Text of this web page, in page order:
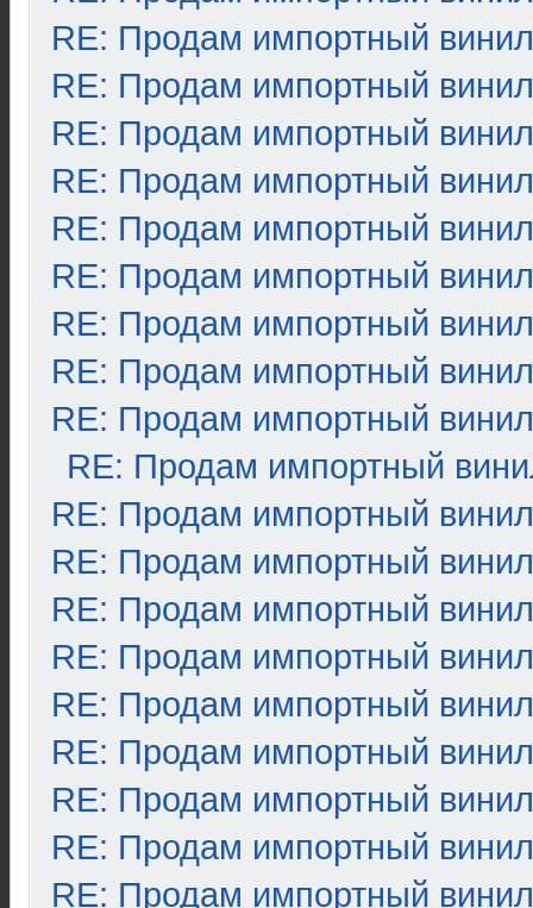
RE: Продам импортный винил
RE: Продам импортный винил
RE: Продам импортный винил
RE: Продам импортный винил
RE: Продам импортный винил
RE: Продам импортный винил
RE: Продам импортный винил
RE: Продам импортный винил
RE: Продам импортный винил
RE: Продам импортный
RE: Продам импортный винил
RE: Продам импортный винил
RE: Продам импортный винил
RE: Продам импортный винил
RE: Продам импортный винил
RE: Продам импортный винил
RE: Продам импортный винил
RE: Продам импортный винил
RE: Продам импортный винил